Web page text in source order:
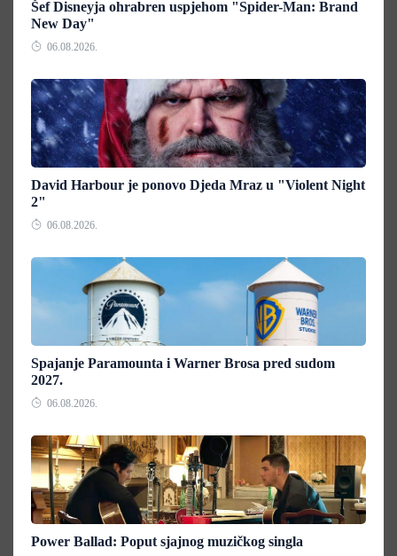
Šef Disneyja ohrabren uspjehom "Spider-Man: Brand
New Day"
06.08.2026.
David Harbour je ponovo Djeda Mraz u "Violent Night
2"
06.08.2026.
Spajanje Paramounta i Warner Brosa pred sudom
2027.
06.08.2026.
Power Ballad: Poput sjajnog muzičkog singla